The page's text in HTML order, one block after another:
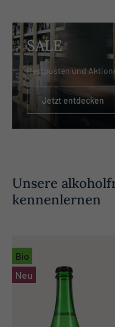
SALE
Restposten und
Jetzt entdecken
Unsere
kennenlernen
Bio
Neu